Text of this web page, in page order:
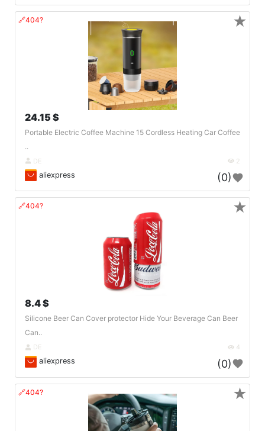
🔗404?
24.15 $
Portable Electric Coffee Machine 15 Cordless Heating Car Coffee
..
DE 2
aliexpress (0)
★
🔗404?
8.4 $
Silicone Beer Can Cover protector Hide Your Beverage Can Beer
Can..
DE 4
aliexpress (0)
★
🔗404? ★